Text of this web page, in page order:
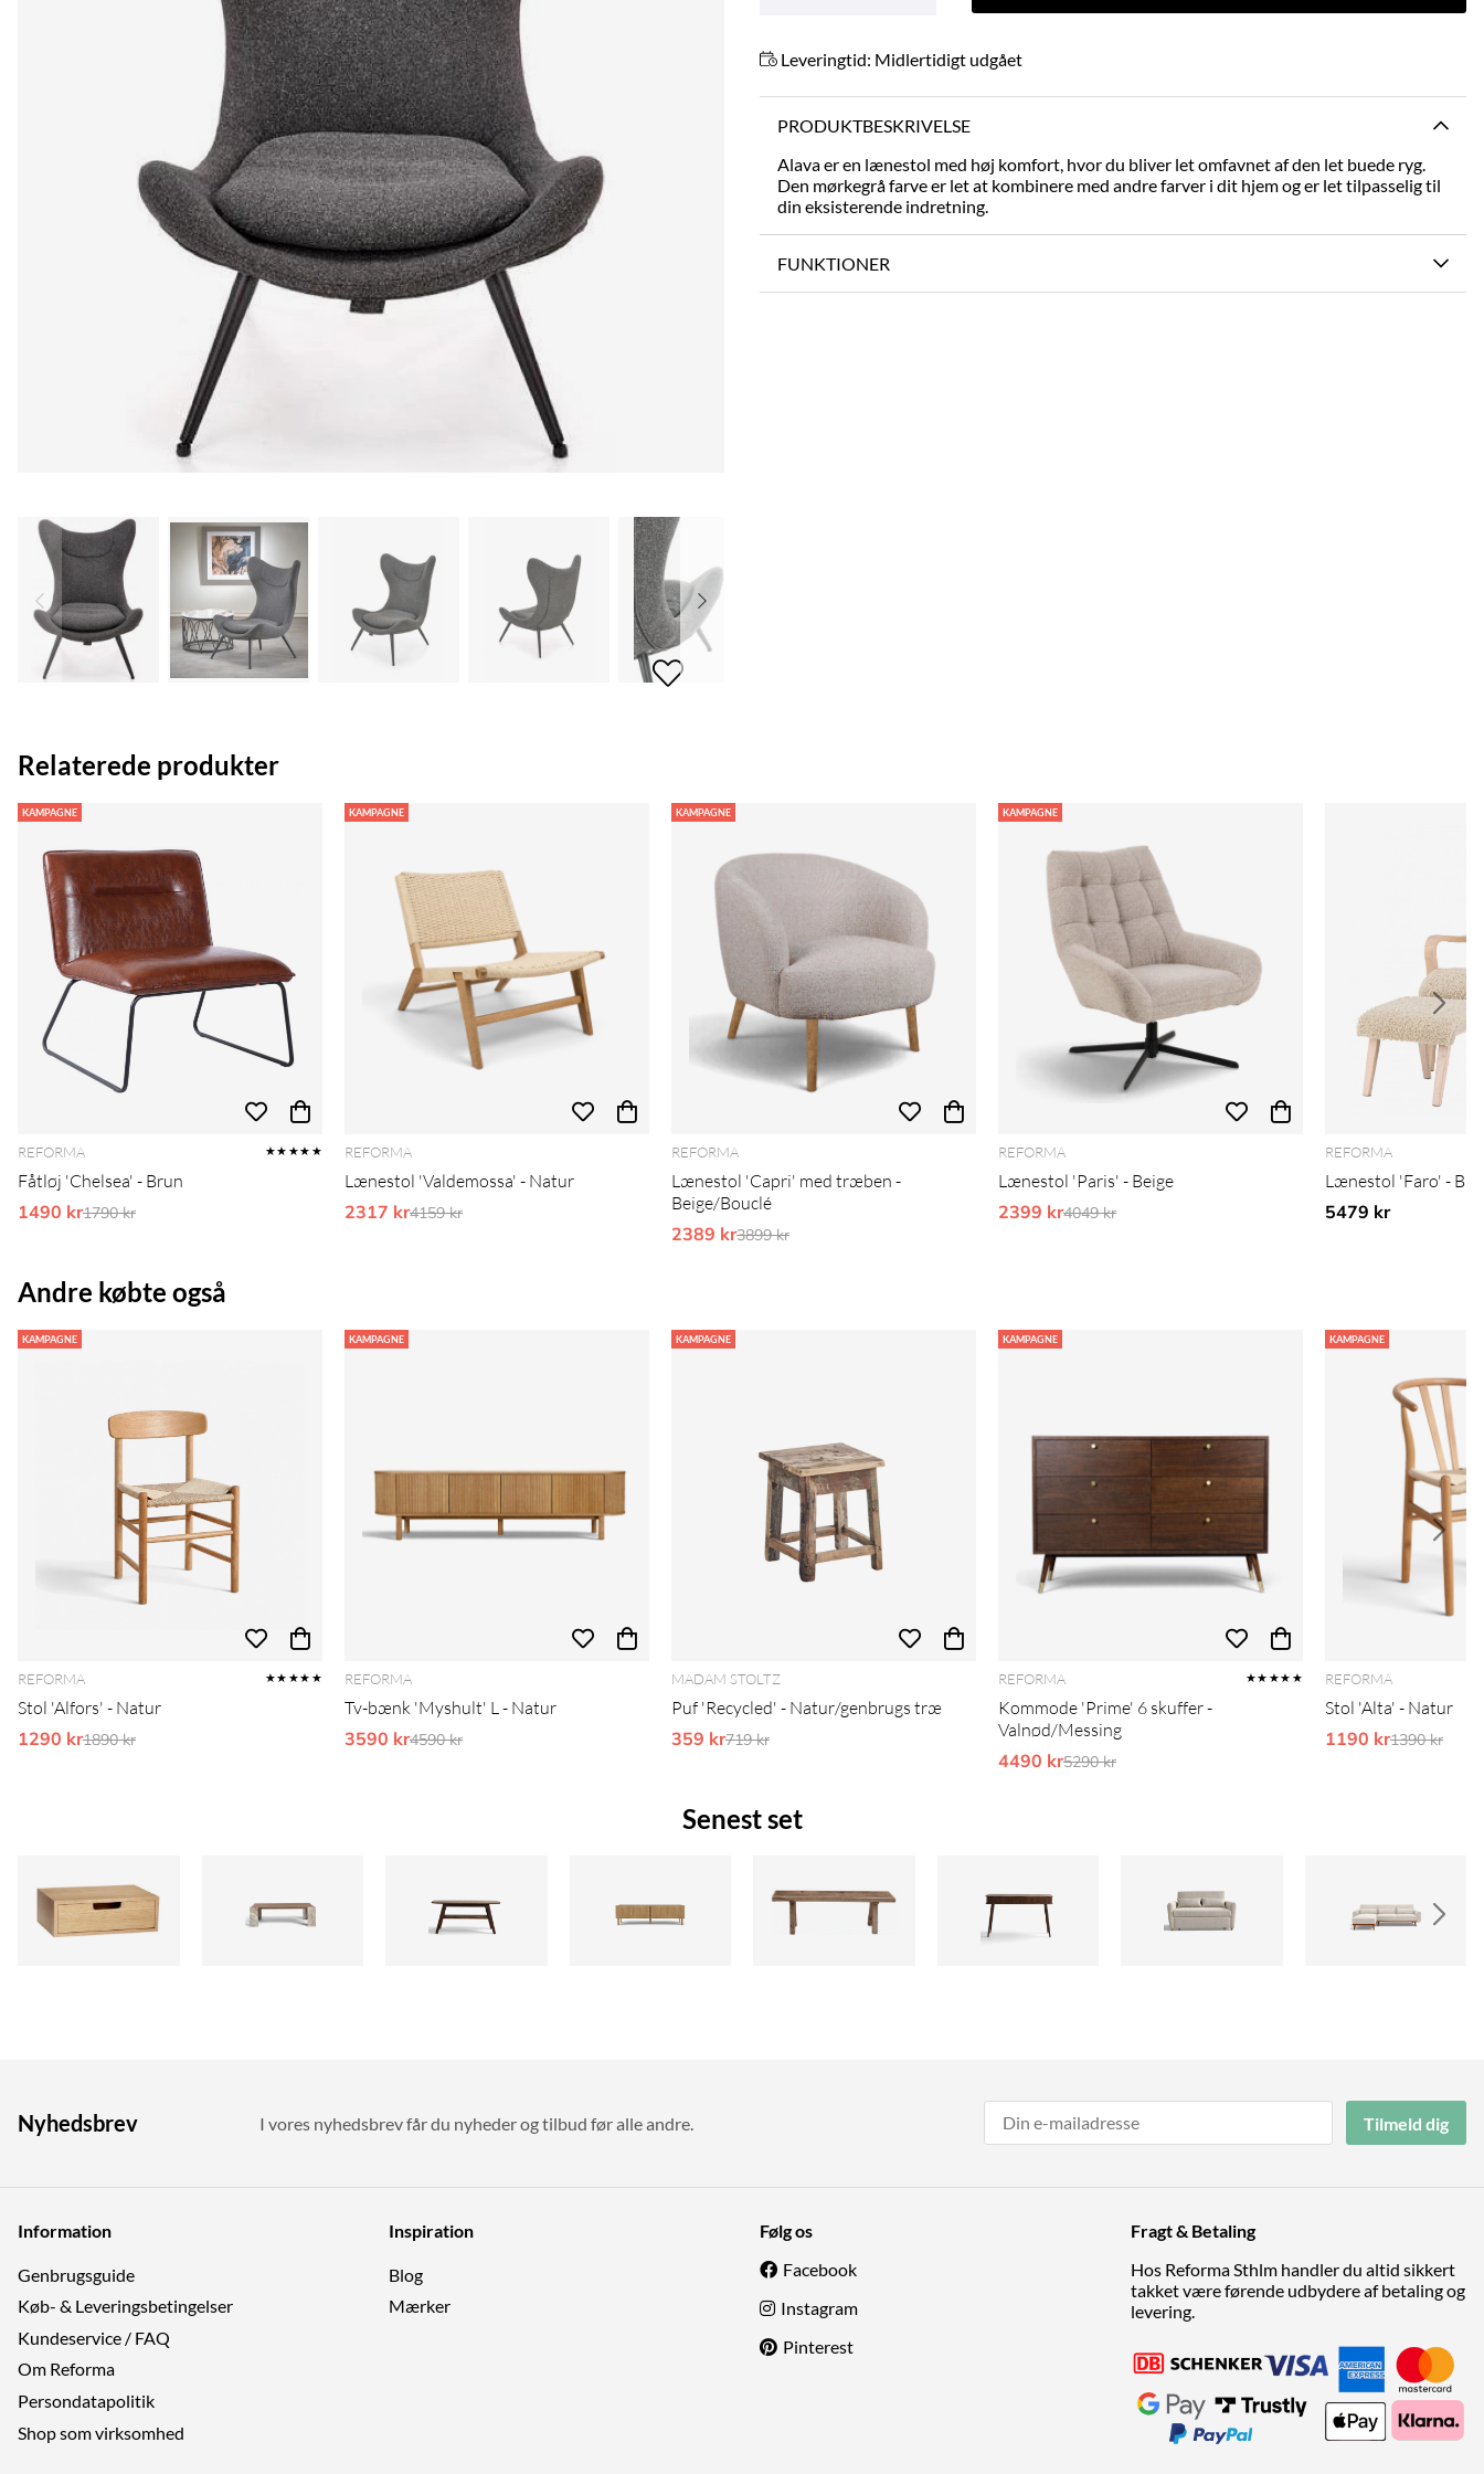
Leveringtid: Midlertidigt udgået
PRODUKTBESKRIVELSE
Alava er en lænestol med høj komfort, hvor du bliver let omfavnet af den let buede ryg.
Den mørkegrå farve er let at kombinere med andre farver i dit hjem og er let tilpasselig til
din eksisterende indretning.
FUNKTIONER
Relaterede produkter
KAMPAGNE
REFORMA ★★★★★
Fåtløj 'Chelsea' - Brun
1490 krOrdinarie pris:
1790 kr
KAMPAGNE
REFORMA
Lænestol 'Valdemossa' - Natur
2317 krOrdinarie pris:
4159 kr
KAMPAGNE
REFORMA
Lænestol 'Capri' med træben -
Beige/Bouclé
2389 krOrdinarie pris:
3899 kr
KAMPAGNE
REFORMA
Lænestol 'Paris' - Beige
2399 krOrdinarie pris:
4049 kr
REFORMA
Lænestol 'Faro' -
5479 kr
Andre købte også
KAMPAGNE
REFORMA ★★★★★
Stol 'Alfors' - Natur
1290 krOrdinarie pris:
1890 kr
KAMPAGNE
REFORMA
Tv-bænk 'Myshult' L - Natur
3590 krOrdinarie pris:
4590 kr
KAMPAGNE
MADAM STOLTZ
Puf 'Recycled' - Natur/genbrugs træ
359 krOrdinarie pris:
719 kr
KAMPAGNE
REFORMA ★★★★★
Kommode 'Prime' 6 skuffer -
Valnød/Messing
4490 krOrdinarie pris:
5290 kr
KAMPAGNE
REFORMA
Stol 'Alta' - Natur
1190 krOrdinarie
1390 kr
Senest set
Nyhedsbrev I vores nyhedsbrev får du nyheder og tilbud før alle andre. Tilmeld dig
Information
Genbrugs­guide
Køb- & Leveringsbetingelser
Kundeservice / FAQ
Om Reforma
Persondatapolitik
Shop som virksomhed
Inspiration
Blog
Mærker
Følg os
Facebook
Instagram
Pinterest
Fragt & Betaling
Hos Reforma Sthlm handler du altid sikkert
takket være førende udbydere af betaling og
levering.